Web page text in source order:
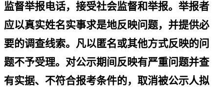
监督举报电话，接受社会监督和举报。举报者
应以真实姓名实事求是地反映问题，并提供必
要的调查线索。凡以匿名或其他方式反映的问
题不予受理。对公示期间反映有严重问题并查
有实据、不符合报考条件的，取消被公示人拟